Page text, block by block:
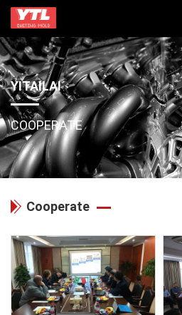
YITAILAI
COOPERATE
Cooperate